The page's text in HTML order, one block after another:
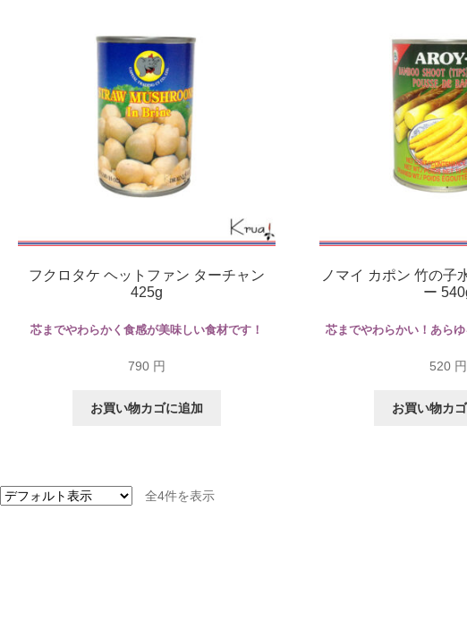
フクロタケ ヘットファン ターチャン
425g
芯までやわらかく食感が美味しい食材です！
790 円
お買い物カゴに追加
ノマイ カポン 竹の子
ー
芯までやわらかい！あら
520 円
お買い物カ
全4件を表示